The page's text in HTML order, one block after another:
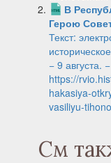
В
Герою
Текст:
− 9 августа.
https://
hakasiya-
vasiliyu-
См